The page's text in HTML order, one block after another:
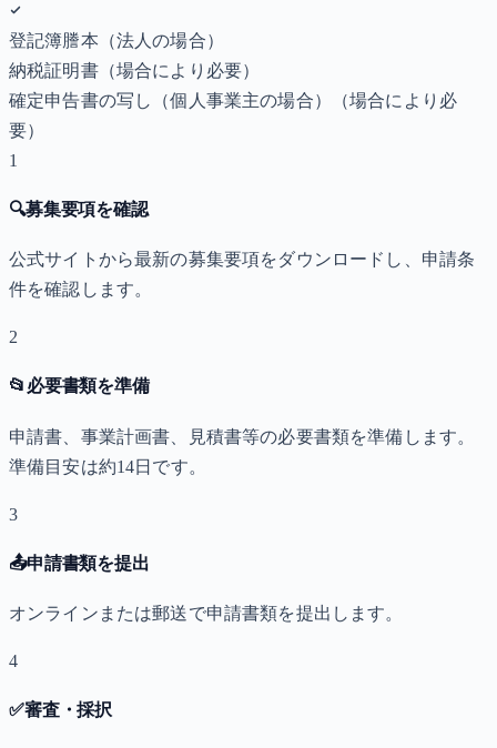
登記簿謄本（法人の場合）
納税証明書（場合により必要）
確定申告書の写し（個人事業主の場合）
（場合により必
要）
1
🔍募集要項を確認
公式サイトから最新の募集要項をダウンロードし、申請条
件を確認します。
2
📂 必要書類を準備
申請書、事業計画書、見積書等の必要書類を準備します。
準備目安は約14日です。
3
📤申請書類を提出
オンラインまたは郵送で申請書類を提出します。
4
✅審査・採択